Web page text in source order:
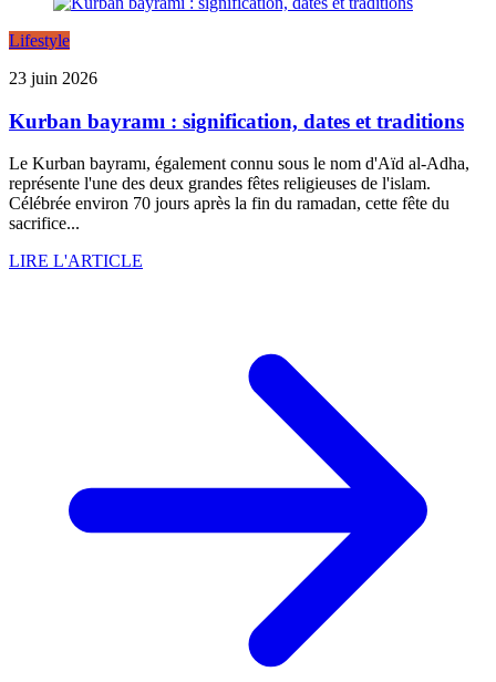
Lifestyle
23 juin 2026
Kurban bayramı : signification, dates et traditions
Le Kurban bayramı, également connu sous le nom d'Aïd al-Adha,
représente l'une des deux grandes fêtes religieuses de l'islam.
Célébrée environ 70 jours après la fin du ramadan, cette fête du
sacrifice...
LIRE L'ARTICLE